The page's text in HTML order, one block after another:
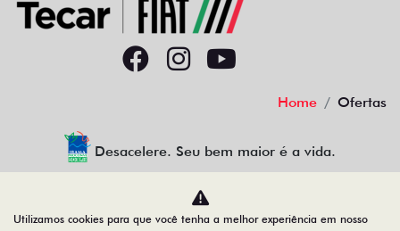
Home Ofertas
Desacelere. Seu bem maior é a vida.
Utilizamos cookies para que você tenha a melhor experiência em nosso